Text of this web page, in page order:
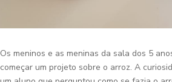
Os meninos e as meninas da sala dos 5
começar um projeto sobre o arroz. A